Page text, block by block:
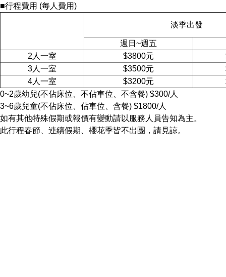
■行程費用 (每人費用)
淡季出發
週日~週五
2人一室
$3800元
3人一室
$3500元
4人一室
$3200元
0~2歲幼兒(不佔床位、不佔車位、不含餐) $300/人
3~6歲兒童(不佔床位、佔車位、含餐) $1800/人
如有其他特殊假期或報價有變動請以服務人員告知為主。
此行程春節、連續假期、櫻花季皆不出團，請見諒。